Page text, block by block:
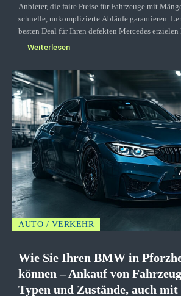
Anbieter, die faire Preise für Fahrzeuge mit
schnelle, unkomplizierte Abläufe garantieren.
besten Deal für Ihren defekten Mercedes erzielen
Weiterlesen
AUTO / VERKEHR
Wie Sie Ihren BMW in
können – Ankauf von
Typen und Zustände, auch mit